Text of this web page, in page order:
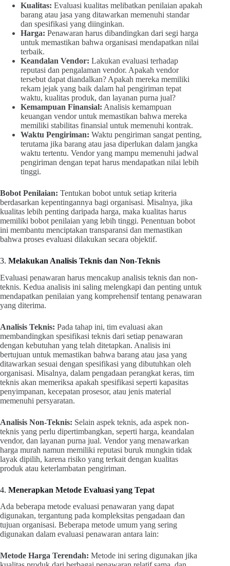
Kualitas: Evaluasi kualitas melibatkan penilaian apakah
barang atau jasa yang ditawarkan memenuhi standar
dan spesifikasi yang diinginkan.
Harga: Penawaran harus dibandingkan dari segi harga
untuk memastikan bahwa organisasi mendapatkan nilai
terbaik.
Keandalan Vendor: Lakukan evaluasi terhadap
reputasi dan pengalaman vendor. Apakah vendor
tersebut dapat diandalkan? Apakah mereka memiliki
rekam jejak yang baik dalam hal pengiriman tepat
waktu, kualitas produk, dan layanan purna jual?
Kemampuan Finansial: Analisis kemampuan
keuangan vendor untuk memastikan bahwa mereka
memiliki stabilitas finansial untuk memenuhi kontrak.
Waktu Pengiriman: Waktu pengiriman sangat penting,
terutama jika barang atau jasa diperlukan dalam jangka
waktu tertentu. Vendor yang mampu memenuhi jadwal
pengiriman dengan tepat harus mendapatkan nilai lebih
tinggi.
Bobot Penilaian: Tentukan bobot untuk setiap kriteria
berdasarkan kepentingannya bagi organisasi. Misalnya, jika
kualitas lebih penting daripada harga, maka kualitas harus
memiliki bobot penilaian yang lebih tinggi. Penentuan bobot
ini membantu menciptakan transparansi dan memastikan
bahwa proses evaluasi dilakukan secara objektif.
3. Melakukan Analisis Teknis dan Non-Teknis
Evaluasi penawaran harus mencakup analisis teknis dan non-
teknis. Kedua analisis ini saling melengkapi dan penting untuk
mendapatkan penilaian yang komprehensif tentang penawaran
yang diterima.
Analisis Teknis: Pada tahap ini, tim evaluasi akan
membandingkan spesifikasi teknis dari setiap penawaran
dengan kebutuhan yang telah ditetapkan. Analisis ini
bertujuan untuk memastikan bahwa barang atau jasa yang
ditawarkan sesuai dengan spesifikasi yang dibutuhkan oleh
organisasi. Misalnya, dalam pengadaan perangkat keras, tim
teknis akan memeriksa apakah spesifikasi seperti kapasitas
penyimpanan, kecepatan prosesor, atau jenis material
memenuhi persyaratan.
Analisis Non-Teknis: Selain aspek teknis, ada aspek non-
teknis yang perlu dipertimbangkan, seperti harga, keandalan
vendor, dan layanan purna jual. Vendor yang menawarkan
harga murah namun memiliki reputasi buruk mungkin tidak
layak dipilih, karena risiko yang terkait dengan kualitas
produk atau keterlambatan pengiriman.
4. Menerapkan Metode Evaluasi yang Tepat
Ada beberapa metode evaluasi penawaran yang dapat
digunakan, tergantung pada kompleksitas pengadaan dan
tujuan organisasi. Beberapa metode umum yang sering
digunakan dalam evaluasi penawaran antara lain:
Metode Harga Terendah: Metode ini sering digunakan jika